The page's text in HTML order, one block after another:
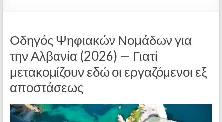
Οδηγός Ψηφιακών Νομάδων για
την Αλβανία (2026) — Γιατί
μετακομίζουν εδώ οι εργαζόμενοι εξ
αποστάσεως